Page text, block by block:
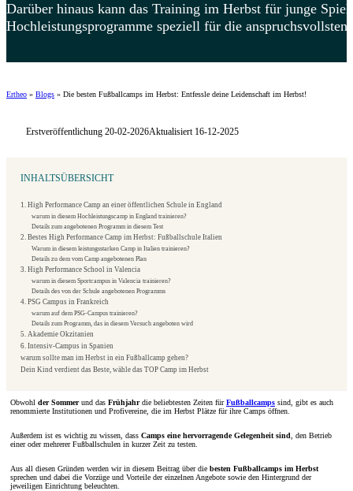
Darüber hinaus kann das Training im Herbst für junge
Hochleistungsprogramme speziell für die
Ertheo » Blogs » Die besten Fußballcamps im Herbst: Entfessle deine Leidenschaft im Herbst!
Erstveröffentlichung 20-02-2026Aktualisiert 16-12-2025
INHALTSÜBERSICHT
1. High Performance Camp an einer öffentlichen Schule in England
warum in diesem Hochleistungscamp in England trainieren?
Details zum angebotenen Programm in diesem Test
2. Bestes High Performance Camp im Herbst: Fußballschule Italien
Warum in diesem leistungsstarken Camp in Italien trainieren?
Details zu dem vom Camp angebotenen Plan
3. High Performance School in Valencia
warum in diesem Sportcampus in Valencia trainieren?
Details des von der Schule angebotenen Programms
4. PSG Campus in Frankreich
warum auf dem PSG-Campus trainieren?
Details zum Programm, das in diesem Versuch angeboten wird
5. Akademie Okzitanien
6. Intensiv-Campus in Spanien
warum sollte man im Herbst in ein Fußballcamp gehen?
Dein Kind verdient das Beste, wähle das TOP Camp im Herbst
Obwohl der Sommerund das Frühjahrdie beliebtesten Zeiten fürFußballcamps sind, gibt es auch
renommierte Institutionen und Profivereine, die im Herbst Plätze für ihre Camps öffnen.
Außerdem ist es wichtig zu wissen, dass Camps eine hervorragende Gelegenheit sind , den Betrieb
einer oder mehrerer Fußballschulen in kurzer Zeit zu testen.
Aus all diesen Gründen werden wir in diesem Beitrag über die besten Fußballcamps im Herbst
sprechen und dabei die Vorzüge und Vorteile der einzelnen Angebote sowie den Hintergrund der
jeweiligen Einrichtung beleuchten.